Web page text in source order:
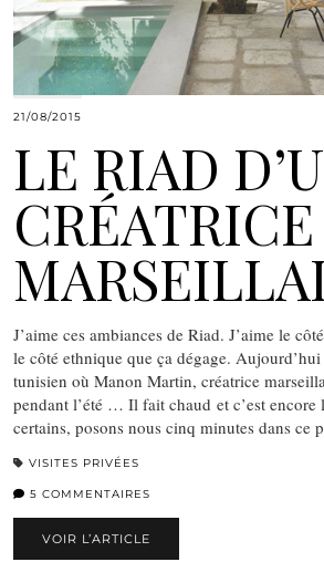
21/08/2015
LE RIAD
CRÉATRICE
J’aime ces ambiances de Riad. J’aime le
le côté ethnique que ça dégage.
tunisien où Manon Martin, créatrice
pendant l’été … Il fait chaud et c’est encore
certains, posons nous cinq minutes dans ce
VISITES PRIVÉES
5 COMMENTAIRES
VOIR L’ARTICLE